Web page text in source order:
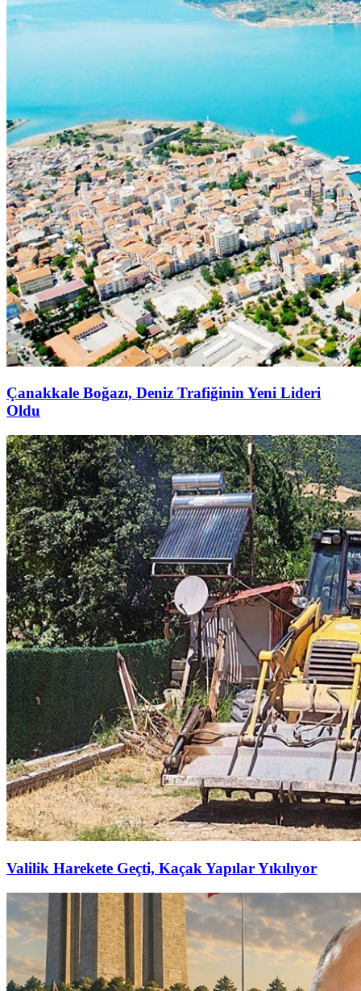
Çanakkale Boğazı, Deniz Trafiğinin Yeni Lideri
Oldu
Valilik Harekete Geçti, Kaçak Yapılar Yıkılıyor